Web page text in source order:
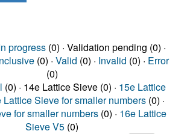
progress(0) · Validation pending (0) ·
(0) · Valid (0) · Invalid (0) · Error
(0)
(0) · 14e Lattice Sieve (0) · 15e Lattice
Lattice Sieve for smaller numbers (0) ·
for smaller numbers (0) · 16e Lattice
Sieve V5 (0)